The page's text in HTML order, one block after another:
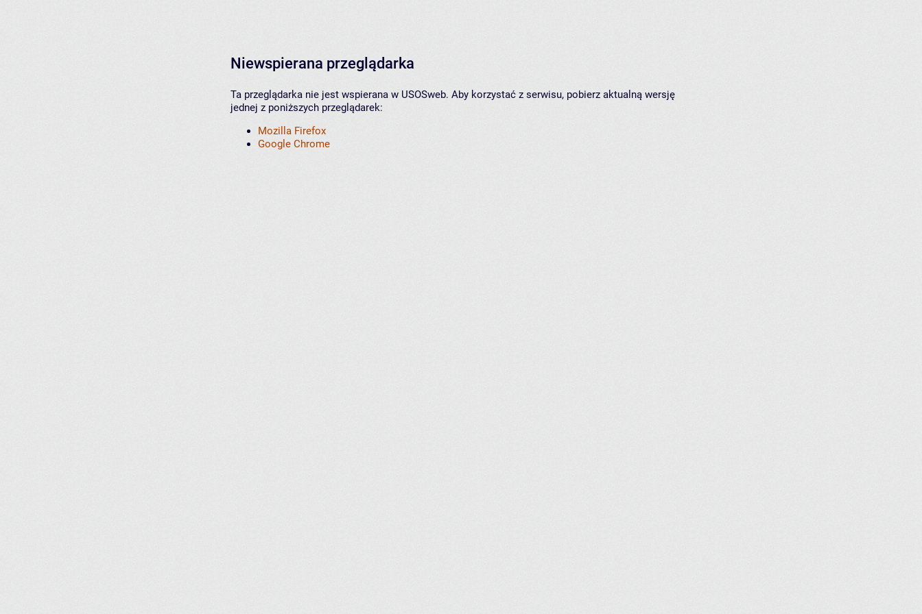
Niewspierana przeglądarka
Ta przeglądarka nie jest wspierana w USOSweb. Aby korzystać z serwisu, pobierz aktualną wersję
jednej z poniższych przeglądarek:
Mozilla Firefox
Google Chrome